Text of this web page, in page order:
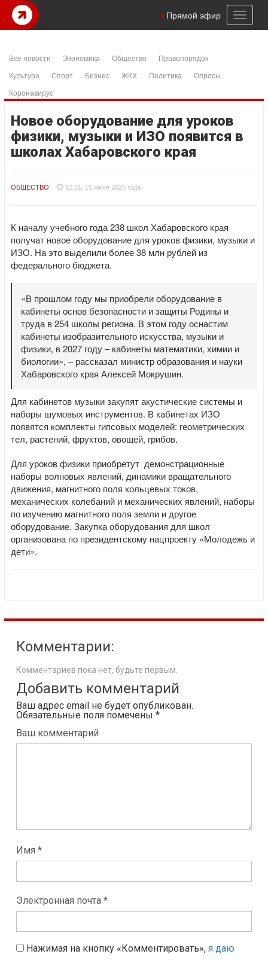
Toggle
Прямой эфир
Все новости Экономика Общество
Правопорядок
Культура
Спорт Бизнес ЖКХ Политика
Опросы
Коронавирус
Новое оборудование для уроков
физики, музыки и ИЗО появится в
школах Хабаровского края
ОБЩЕСТВО 12:21, 15 июня 2026 года
К началу учебного года 238 школ Хабаровского края
получат новое оборудование для уроков физики, музыки и
ИЗО. На это выделили более 38 млн рублей из
федерального бюджета.
«В прошлом году мы приобрели оборудование в
кабинеты основ безопасности и защиты Родины и
труда в 254 школы региона. В этом году оснастим
кабинеты изобразительного искусства, музыки и
физики, в 2027 году – кабинеты математики, химии и
биологии», – рассказал министр образования и науки
Хабаровского края Алексей Мокрушин.
Для кабинетов музыки закупят акустические системы и
наборы шумовых инструментов. В кабинетах ИЗО
появятся комплекты гипсовых моделей: геометрических
тел, растений, фруктов, овощей, грибов.
Для уроков физики приобретут демонстрационные
наборы волновых явлений, динамики вращательного
движения, магнитного поля кольцевых токов,
механических колебаний и механических явлений, наборы
по изучению магнитного поля земли и другое
оборудование. Закупка оборудования для школ
организована по президентскому нацпроекту «Молодежь и
дети».
Комментарии:
Комментариев пока нет, будьте первым.
Добавить комментарий
Ваш адрес email не будет опубликован.
Обязательные поля помечены *
Ваш комментарий
Имя *
Электронная почта *
Нажимая на кнопку «Комментировать», я даю